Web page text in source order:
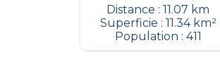
Distance : 11.07 km
Superficie : 11.34 km²
Population : 411